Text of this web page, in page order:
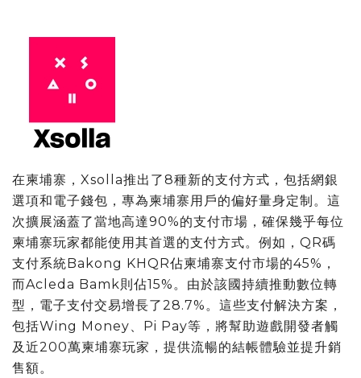
在柬埔寨，Xsolla推出了8種新的支付方式，包括網銀
選項和電子錢包，專為柬埔寨用戶的偏好量身定制。這
次擴展涵蓋了當地高達90%的支付市場，確保幾乎每位
柬埔寨玩家都能使用其首選的支付方式。例如，QR碼
支付系統Bakong KHQR佔柬埔寨支付市場的45%，
而Acleda Bamk則佔15%。由於該國持續推動數位轉
型，電子支付交易增長了28.7%。這些支付解決方案，
包括Wing Money、Pi Pay等，將幫助遊戲開發者觸
及近200萬柬埔寨玩家，提供流暢的結帳體驗並提升銷
售額。